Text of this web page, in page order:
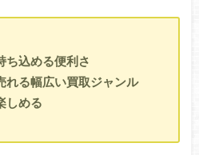
ち込める便利さ
れる幅広い買取ジャンル
しめる